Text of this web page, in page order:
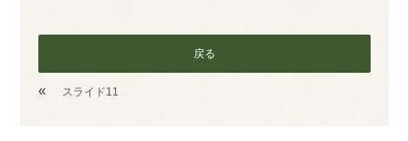
戻る
« スライド11